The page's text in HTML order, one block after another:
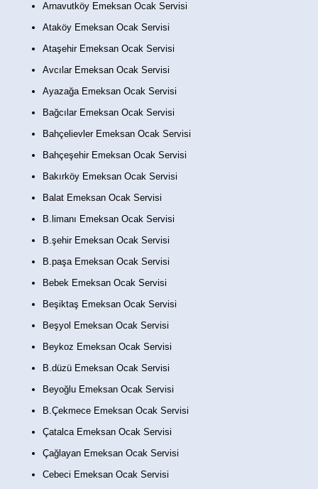
Arnavutköy Emeksan Ocak Servisi
Ataköy Emeksan Ocak Servisi
Ataşehir Emeksan Ocak Servisi
Avcılar Emeksan Ocak Servisi
Ayazağa Emeksan Ocak Servisi
Bağcılar Emeksan Ocak Servisi
Bahçelievler Emeksan Ocak Servisi
Bahçeşehir Emeksan Ocak Servisi
Bakırköy Emeksan Ocak Servisi
Balat Emeksan Ocak Servisi
B.limanı Emeksan Ocak Servisi
B.şehir Emeksan Ocak Servisi
B.paşa Emeksan Ocak Servisi
Bebek Emeksan Ocak Servisi
Beşiktaş Emeksan Ocak Servisi
Beşyol Emeksan Ocak Servisi
Beykoz Emeksan Ocak Servisi
B.düzü Emeksan Ocak Servisi
Beyoğlu Emeksan Ocak Servisi
B.Çekmece Emeksan Ocak Servisi
Çatalca Emeksan Ocak Servisi
Çağlayan Emeksan Ocak Servisi
Cebeci Emeksan Ocak Servisi